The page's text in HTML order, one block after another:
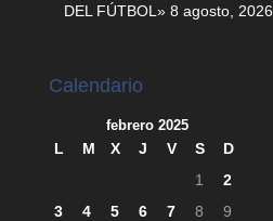
DEL FÚTBOL» 8 agosto, 2026
Calendario
febrero 2025
L M X J V S
D
1
2
3
4 5 6 7 8
9